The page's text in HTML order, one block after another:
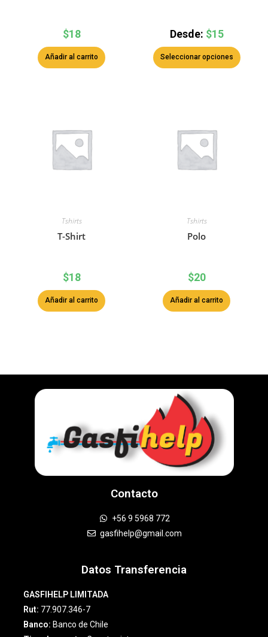
$18
Añadir al carrito
Desde: $15
Seleccionar opciones
Tshirts
T-Shirt
$18
Añadir al carrito
Tshirts
Polo
$20
Añadir al carrito
Contacto
+56 9 5968 772
gasfihelp@gmail.com
Datos Transferencia
GASFIHELP LIMITADA
Rut: 77.907.346-7
Banco: Banco de Chile